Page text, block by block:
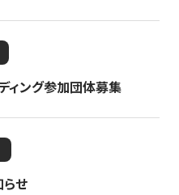
ィング参加団体募集
せ